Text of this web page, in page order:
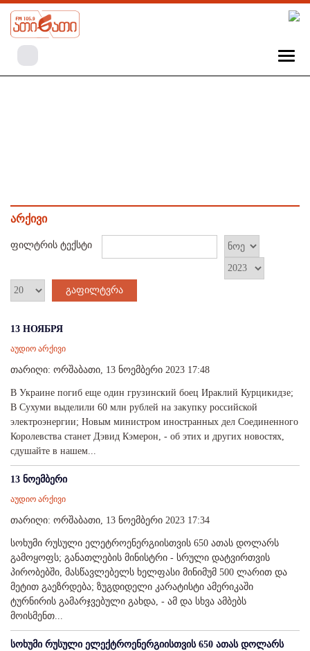
არქივი
ფილტრის ტექსტი
გაფილტვრა
13 НОЯБРЯ
აუდიო არქივი
თარიღი: ორშაბათი, 13 ნოემბერი 2023 17:48
В Украине погиб еще один грузинский боец Ираклий Курцикидзе;
В Сухуми выделили 60 млн рублей на закупку российской
электроэнергии; Новым министром иностранных дел Соединенного
Королевства станет Дэвид Кэмерон, - об этих и других новостях,
сдушайте в нашем...
13 ნოემბერი
აუდიო არქივი
თარიღი: ორშაბათი, 13 ნოემბერი 2023 17:34
სოხუმი რუსული ელეტროენერგიისთვის 650 ათას დოლარს
გამოყოფს; განათლების მინისტრი - სრული დატვირთვის
პირობებში, მასწავლებელს ხელფასი მინიმუმ 500 ლარით და
მეტით გაეზრდება; ზუგდიდელი კარატისტი ამერიკაში
ტურნირის გამარჯვებული გახდა, - ამ და სხვა ამბებს
მოისმენთ...
სოხუმი რუსული ელექტროენერგიისთვის 650 ათას დოლარს